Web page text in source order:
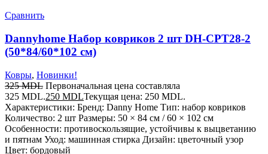
Сравнить
Dannyhome Набор ковриков 2 шт DH-CPT28-2
(50*84/60*102 см)
Ковры, Новинки!
325MDL Первоначальная цена составляла
325 MDL.250 MDLТекущая цена: 250 MDL.
Характеристики: Бренд: Danny Home Тип: набор ковриков
Количество: 2 шт Размеры: 50 × 84 см / 60 × 102 см
Особенности: противоскользящие, устойчивы к выцветанию
и пятнам Уход: машинная стирка Дизайн: цветочный узор
Цвет: бордовый